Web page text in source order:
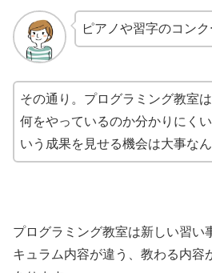
ピアノや習字のコン
その通り。プログラミング教室
何をやっているのか分かりにく
いう成果を見せる機会は大事なん
プログラミング教室は新しい習い
キュラム内容が違う、教わる内容